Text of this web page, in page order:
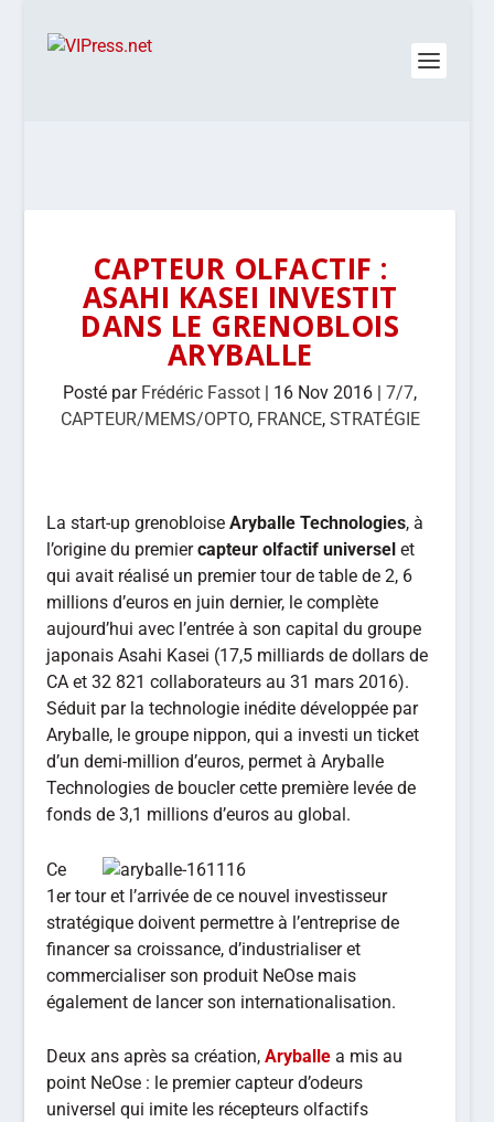
CAPTEUR OLFACTIF :
ASAHI KASEI INVESTIT
DANS LE GRENOBLOIS
ARYBALLE
Posté par Frédéric Fassot | 16 Nov 2016 |7/7,
CAPTEUR/MEMS/OPTO, FRANCE, STRATÉGIE
La start-up grenobloiseAryballe Technologies, à
l’origine du premiercapteur olfactif universel et
qui avait réalisé un premier tour de table de 2, 6
millions d’euros en juin dernier, le complète
aujourd’hui avec l’entrée à son capital du groupe
japonais Asahi Kasei (17,5 milliards de dollars de
CA et 32 821 collaborateurs au 31 mars 2016).
Séduit par la technologie inédite développée par
Aryballe, le groupe nippon, qui a investi un ticket
d’un demi-million d’euros, permet à Aryballe
Technologies de boucler cette première levée de
fonds de 3,1 millions d’euros au global.
Ce
1er tour et l’arrivée de ce nouvel investisseur
stratégique doivent permettre à l’entreprise de
financer sa croissance, d’industrialiser et
commercialiser son produit NeOse mais
également de lancer son internationalisation.
Deux ans après sa création,Aryballe a mis au
point NeOse : le premier capteur d’odeurs
universel qui imite les récepteurs olfactifs